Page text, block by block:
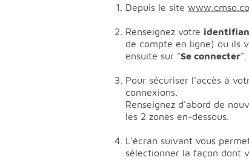
Depuis le site
Renseignez votre
de compte en ligne) ou ils
ensuite sur "Se connecter".
Pour sécuriser l'accès à
connexions.
Renseignez d'abord de
les 2 zones en-dessous.
L'écran suivant vous
sélectionner la façon dont